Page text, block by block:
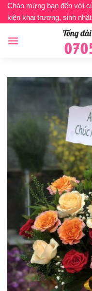
Bỏ
qua
dung
Chào mừng bạn đến với
kiện khai trương, sinh